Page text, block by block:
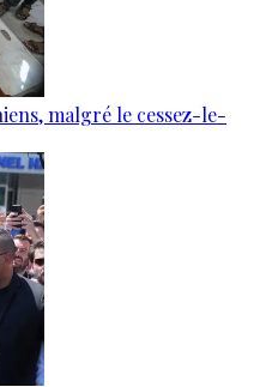
malgré le cessez-le-